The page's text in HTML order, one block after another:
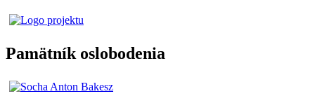
Pamätník oslobodenia